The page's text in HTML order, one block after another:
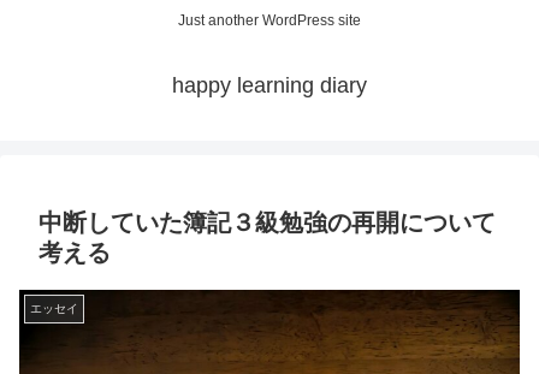
Just another WordPress site
happy learning diary
中断していた簿記３級勉強の再開について
考える
エッセイ